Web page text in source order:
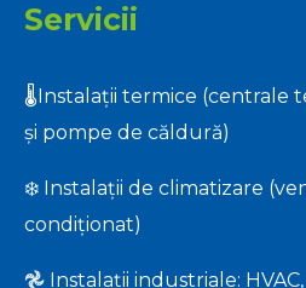
Servicii
🌡️Instalații termice (centrale
și pompe de căldură)
❄️ Instalații de climatizare
condiționat)
𖣘 Instalații industriale: